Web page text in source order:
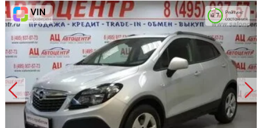
Рейтинг
состояния
4.7